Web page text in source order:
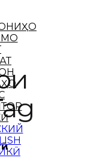
МО